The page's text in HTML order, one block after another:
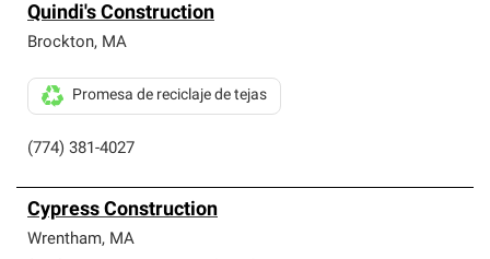
Quindi's Construction
Brockton, MA
(774) 381-4027
Promesa de reciclaje de tejas
Cypress Construction
Wrentham, MA